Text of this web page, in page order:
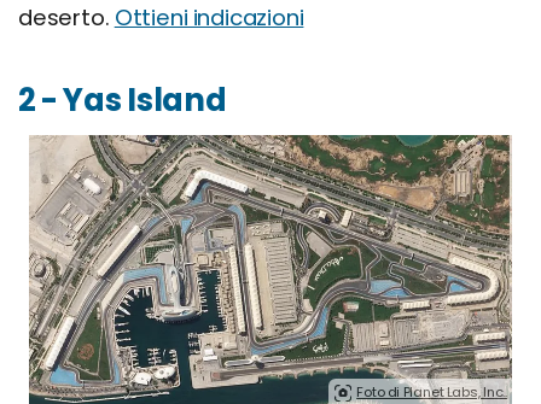
deserto. Ottieni indicazioni
2 - Yas Island
Foto di Planet Labs, Inc..